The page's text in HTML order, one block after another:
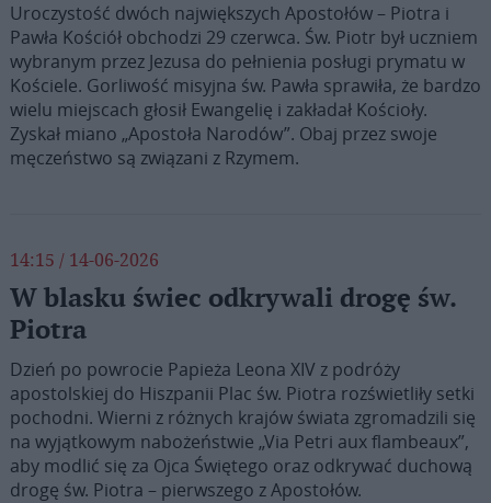
Uroczystość dwóch największych Apostołów – Piotra i
Pawła Kościół obchodzi 29 czerwca. Św. Piotr był uczniem
wybranym przez Jezusa do pełnienia posługi prymatu w
Kościele. Gorliwość misyjna św. Pawła sprawiła, że bardzo
wielu miejscach głosił Ewangelię i zakładał Kościoły.
Zyskał miano „Apostoła Narodów”. Obaj przez swoje
męczeństwo są związani z Rzymem.
14:15 / 14-06-2026
W blasku świec odkrywali drogę św.
Piotra
Dzień po powrocie Papieża Leona XIV z podróży
apostolskiej do Hiszpanii Plac św. Piotra rozświetliły setki
pochodni. Wierni z różnych krajów świata zgromadzili się
na wyjątkowym nabożeństwie „Via Petri aux flambeaux”,
aby modlić się za Ojca Świętego oraz odkrywać duchową
drogę św. Piotra – pierwszego z Apostołów.